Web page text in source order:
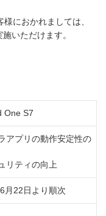
におかれましては、
いただけます。
One S7
アプリの動作安定性の
リティの向上
月22日より順次